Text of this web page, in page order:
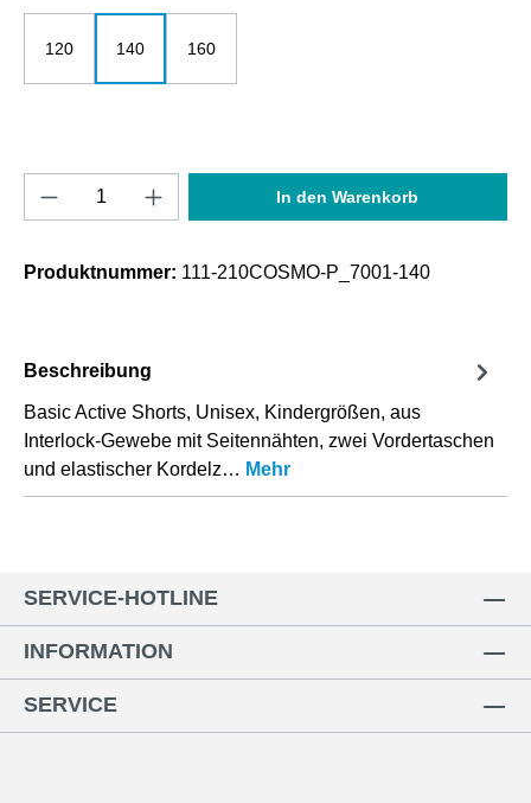
120 140 160
Produkt Anzahl: Gib den gewünschten
In den Warenkorb
Produktnummer: 111-210COSMO-P_7001-140
Beschreibung
Basic Active Shorts, Unisex, Kindergrößen, aus
Interlock-Gewebe mit Seitennähten, zwei Vordertaschen
und elastischer Kordelz… Mehr
SERVICE-HOTLINE
INFORMATION
SERVICE